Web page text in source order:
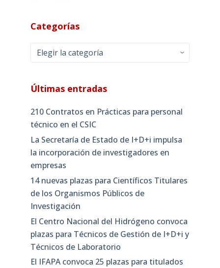
Categorías
Categorías
Últimas entradas
210 Contratos en Prácticas para personal
técnico en el CSIC
La Secretaría de Estado de I+D+i impulsa
la incorporación de investigadores en
empresas
14 nuevas plazas para Científicos Titulares
de los Organismos Públicos de
Investigación
El Centro Nacional del Hidrógeno convoca
plazas para Técnicos de Gestión de I+D+i y
Técnicos de Laboratorio
El IFAPA convoca 25 plazas para titulados